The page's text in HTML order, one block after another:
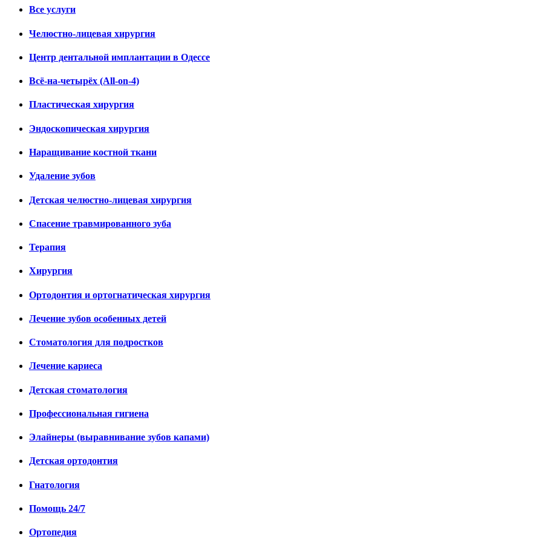
Все услуги
Челюстно-лицевая хирургия
Центр дентальной имплантации в Одессе
Всё-на-четырёх (All-on-4)
Пластическая хирургия
Эндоскопическая хирургия
Наращивание костной ткани
Удаление зубов
Детская челюстно-лицевая хирургия
Спасение травмированного зуба
Терапия
Хирургия
Ортодонтия и ортогнатическая хирургия
Лечение зубов особенных детей
Стоматология для подростков
Лечение кариеса
Детская стоматология
Профессиональная гигиена
Элайнеры (выравнивание зубов капами)
Детская ортодонтия
Гнатология
Помощь 24/7
Ортопедия